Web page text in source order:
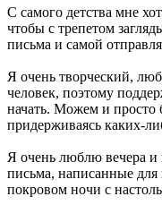
С самого детства мне
чтобы с трепетом
письма и самой
Я очень творческий,
человек, поэтому
начать. Можем и просто
придерживаясь каких-
Я очень люблю вечера и
письма, написанные для
покровом ночи с